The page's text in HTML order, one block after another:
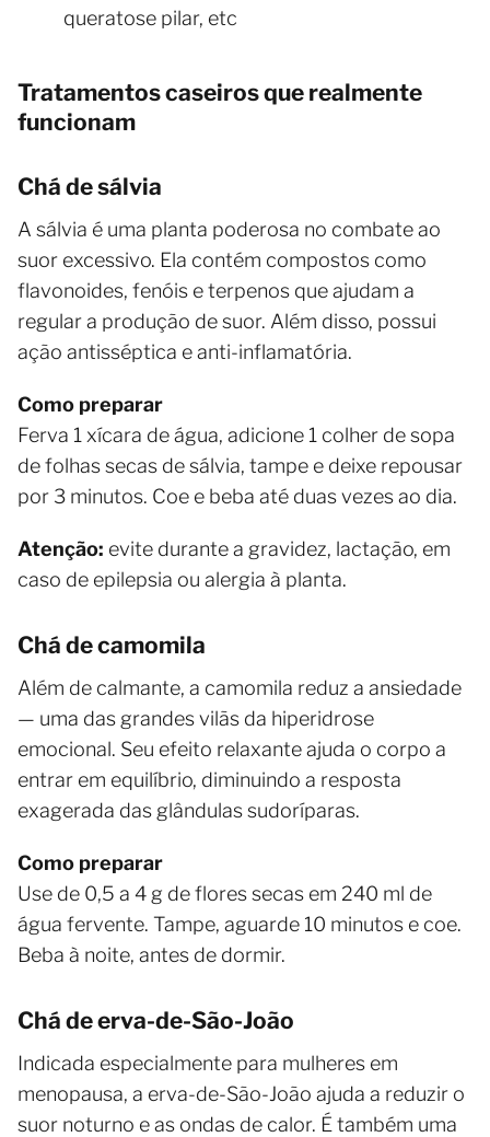
queratose pilar, etc
Tratamentos caseiros que realmente
funcionam
Chá de sálvia
A sálvia é uma planta poderosa no combate ao
suor excessivo. Ela contém compostos como
flavonoides, fenóis e terpenos que ajudam a
regular a produção de suor. Além disso, possui
ação antisséptica e anti-inflamatória.
Como preparar
Ferva 1 xícara de água, adicione 1 colher de sopa
de folhas secas de sálvia, tampe e deixe repousar
por 3 minutos. Coe e beba até duas vezes ao dia.
Atenção: evite durante a gravidez, lactação, em
caso de epilepsia ou alergia à planta.
Chá de camomila
Além de calmante, a camomila reduz a ansiedade
— uma das grandes vilãs da hiperidrose
emocional. Seu efeito relaxante ajuda o corpo a
entrar em equilíbrio, diminuindo a resposta
exagerada das glândulas sudoríparas.
Como preparar
Use de 0,5 a 4 g de flores secas em 240 ml de
água fervente. Tampe, aguarde 10 minutos e coe.
Beba à noite, antes de dormir.
Chá de erva-de-São-João
Indicada especialmente para mulheres em
menopausa, a erva-de-São-João ajuda a reduzir o
suor noturno e as ondas de calor. É também uma